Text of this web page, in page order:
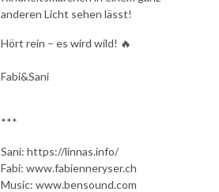
anderen Licht sehen lässt!
Hört rein – es wird wild! 🔥
Fabi&Sani
***
Sani: https://linnas.info/
Fabi: www.fabienneryser.ch
Music: www.bensound.com